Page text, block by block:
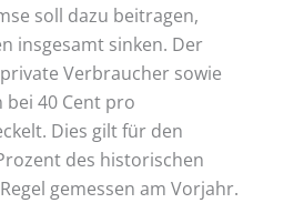
soll dazu beitragen,
insgesamt sinken. Der
Verbraucher sowie
40 Cent pro
Dies gilt für den
des historischen
gemessen am Vorjahr.